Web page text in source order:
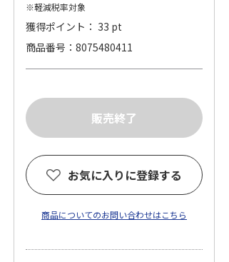
※軽減税率対象
獲得ポイント： 33 pt
商品番号
8075480411
お気に入りに登録する
商品についてのお問い合わせはこちら